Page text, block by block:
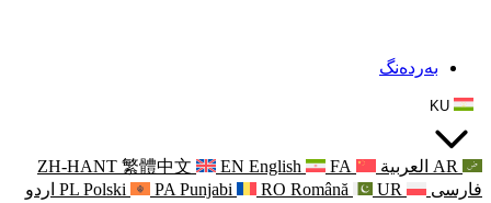
ZH-HANT 繁體中文
EN
PL Polski PA Punjabi اردو